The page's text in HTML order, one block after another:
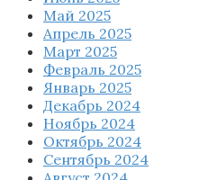
Май 2025
Апрель 2025
Март 2025
Февраль 2025
Январь 2025
Декабрь 2024
Ноябрь 2024
Октябрь 2024
Сентябрь 2024